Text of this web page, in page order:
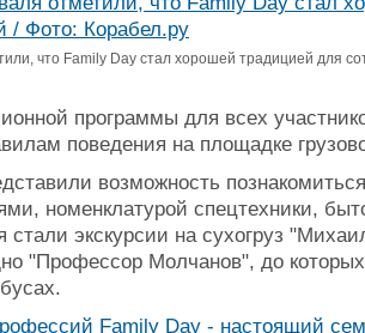
что Family Day стал хорошей традицией для
программы для всех
поведения на площадке
возможность
номенклатурой спецтехники,
стали экскурсии на сухогруз
"Профессор Молчанов", до